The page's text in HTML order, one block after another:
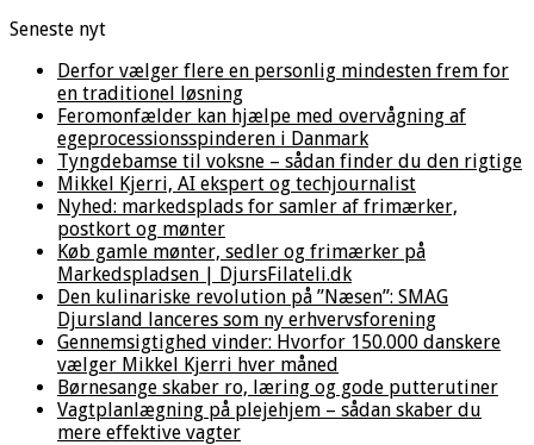
Seneste nyt
Derfor vælger flere en personlig mindesten frem for
en traditionel løsning
Feromonfælder kan hjælpe med overvågning af
egeprocessionsspinderen i Danmark
Tyngdebamse til voksne – sådan finder du den rigtige
Mikkel Kjerri, AI ekspert og techjournalist
Nyhed: markedsplads for samler af frimærker,
postkort og mønter
Køb gamle mønter, sedler og frimærker på
Markedspladsen | DjursFilateli.dk
Den kulinariske revolution på ”Næsen”: SMAG
Djursland lanceres som ny erhvervsforening
Gennemsigtighed vinder: Hvorfor 150.000 danskere
vælger Mikkel Kjerri hver måned
Børnesange skaber ro, læring og gode putterutiner
Vagtplanlægning på plejehjem – sådan skaber du
mere effektive vagter